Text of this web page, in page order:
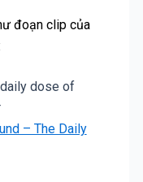
đoạn clip của
dose of
– The Daily